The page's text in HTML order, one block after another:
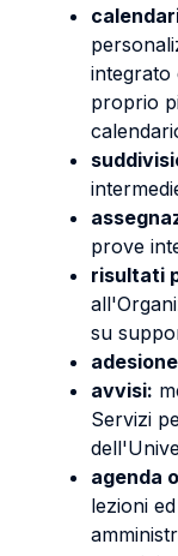
integrato
proprio
prove
risultati
su
avvisi:
Servizi
agenda
lezioni